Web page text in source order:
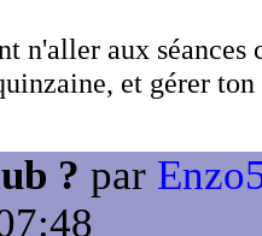
n'aller aux séances
et gérer
? par